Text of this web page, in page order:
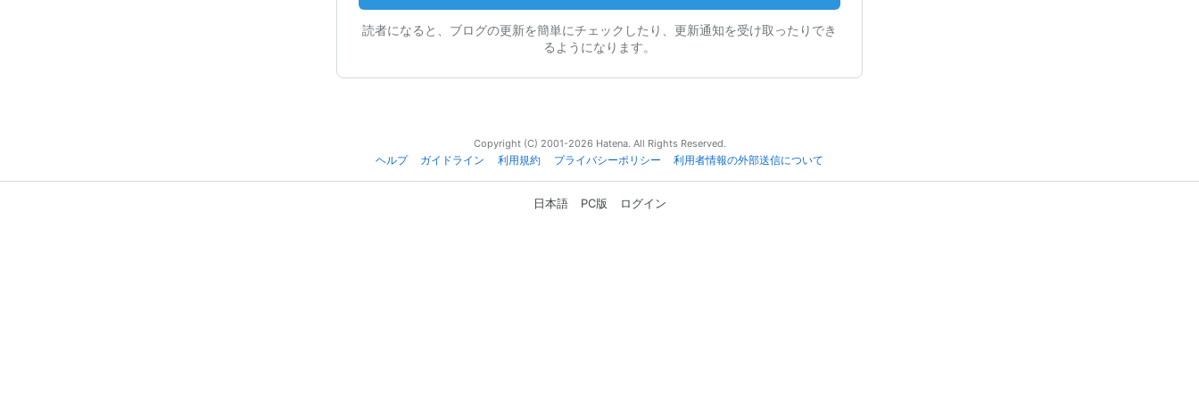
読者になると、ブログの更新を簡単にチェックしたり、更新通知を受け取ったりでき
るようになります。
Copyright (C) 2001-2026 Hatena. All Rights Reserved.
ヘルプ
ガイドライン 利用規約 プライバシーポリシー 利用者情報の外部送信について
日本語 PC版 ログイン